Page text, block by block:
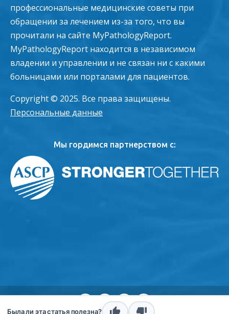
профессиональные медицинские советы при
обращении за лечением из-за того, что вы
прочитали на сайте MyPathologyReport.
MyPathologyReport находится в независимом
владении и управлении и не связан ни с какими
больницами или порталами для пациентов.
Copyright © 2025. Все права защищены.
Персональные данные
Мы гордимся партнерством с:
конвертInstagram
twitterLinkedIn
Была ли эта статья полезна?